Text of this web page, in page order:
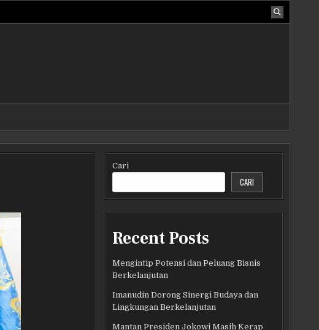
Cari
CARI
Recent Posts
Mengintip Potensi dan Peluang Bisnis
Berkelanjutan
Imanudin Dorong Sinergi Budaya dan
Lingkungan Berkelanjutan
Mantan Presiden Jokowi Masih Kerap